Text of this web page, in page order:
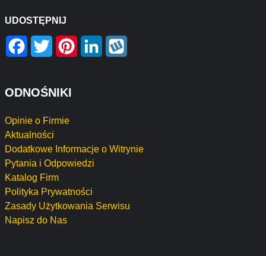
UDOSTĘPNIJ
Facebook
Twitter PinterestLinkedIn
ODNOŚNIKI
Opinie o Firmie
Aktualności
Dodatkowe Informacje o Witrynie
Pytania i Odpowiedzi
Katalog Firm
Polityka Prywatności
Zasady Użytkowania Serwisu
Napisz do Nas